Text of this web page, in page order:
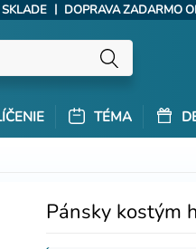
| DOPRAVA ZADARMO
TÉMA
Pánsky kostým